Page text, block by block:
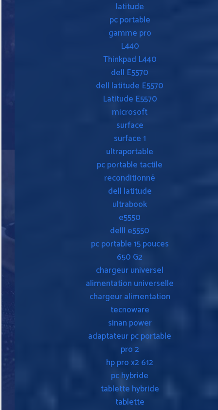
latitude
pc portable
gamme pro
L440
Thinkpad L440
dell E5570
dell latitude E5570
Latitude E5570
microsoft
surface
surface 1
ultraportable
pc portable tactile
reconditionné
dell latitude
ultrabook
e5550
delll e5550
pc portable 15 pouces
650 G2
chargeur universel
alimentation universelle
chargeur alimentation
tecnoware
sinan power
adaptateur pc portable
pro 2
hp pro x2 612
pc hybride
tablette hybride
tablette